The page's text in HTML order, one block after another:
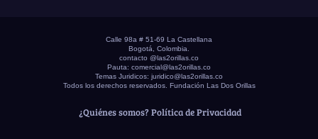
Calle 98a # 51-69 La Castellana
Bogotá, Colombia.
contacto @las2orillas.co
Pauta: comercial@las2orillas.co
Temas Juridicos: juridico@las2orillas.co
Todos los derechos reservados. Fundación Las Dos Orillas
¿Quiénes somos? Política de Privacidad